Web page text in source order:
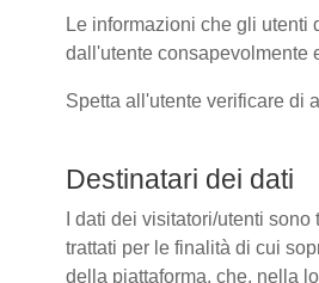
Le informazioni che gli
dall'utente consapevolmente
Spetta all'utente verificare di
Destinatari dei dati
I dati dei visitatori/utenti
trattati per le finalità di cui
della piattaforma, che, nella